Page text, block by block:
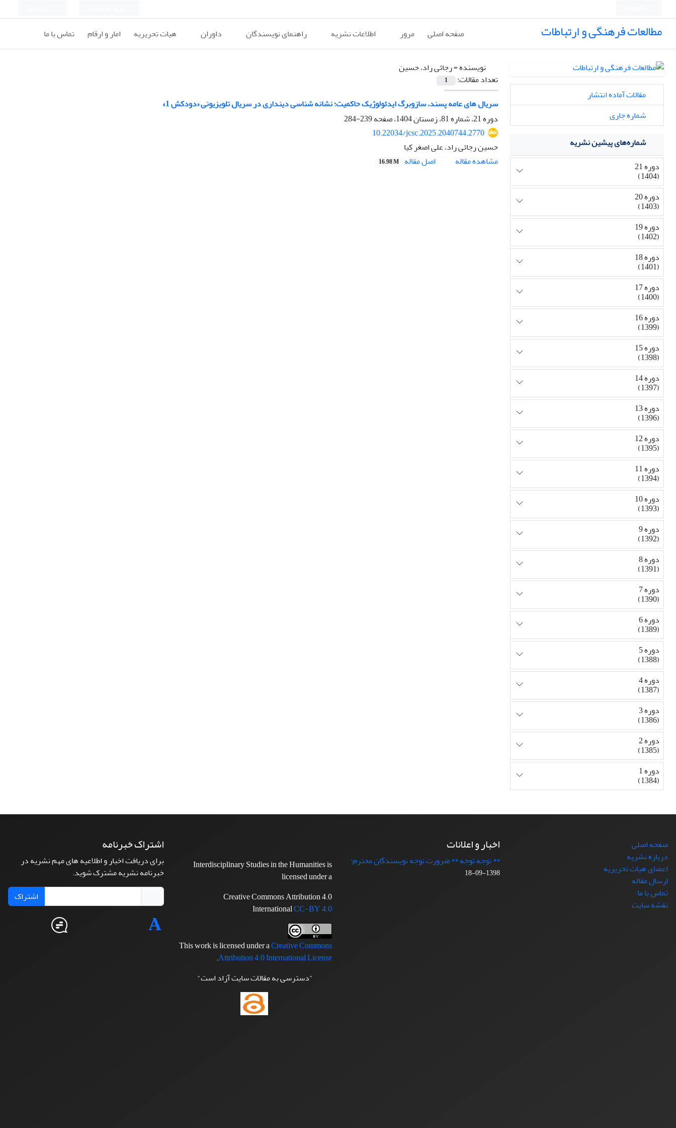
مطالعات فرهنگی و ارتباطات صفحه اصلی مرور اطلاعات نشریه راهنمای نویسندگان داوران هیات تحریریه امار و ارقام تماس با ما
نویسنده =رجائی راد، حسین
تعداد مقالات:
1
سریال های عامه پسند، ساز‌و‌برگ ایدئولوژیک حاکمیت؛ نشانه شناسی دینداری در سریال تلویزیونی «دودکش 1»
دوره 21، شماره 81، زمستان 1404، صفحه
239-284
10.22034/jcsc.2025.2040744.2770
حسین رجائی راد، علی اصغر کیا
مشاهده مقاله
اصل مقاله 16.98 M
مقالات آماده انتشار
شماره جاری
شماره‌های پیشین نشریه
دوره 21
(1404)
دوره 20
(1403)
دوره 19
(1402)
دوره 18
(1401)
دوره 17
(1400)
دوره 16
(1399)
دوره 15
(1398)
دوره 14
(1397)
دوره 13
(1396)
دوره 12
(1395)
دوره 11
(1394)
دوره 10
(1393)
دوره 9
(1392)
دوره 8
(1391)
دوره 7
(1390)
دوره 6
(1389)
دوره 5
(1388)
دوره 4
(1387)
دوره 3
(1386)
دوره 2
(1385)
دوره 1
(1384)
صفحه اصلی
درباره نشریه
اعضای هیات تحریریه
ارسال مقاله
تماس با ما
نقشه سایت
اخبار و اعلانات
** توجه توجه ** ضرورت توجه نویسندگان محترم:
1398-09-18
Interdisciplinary Studies in the Humanities is
licensed under a
Creative Commons Attribution 4.0
InternationalCC-BY 4.0
This work is licensed under aCreative Commons
Attribution 4.0 International License
.
"دسترسی به مقالات سایت آزاد است"
اشتراک خبرنامه
برای دریافت اخبار و اطلاعیه های مهم نشریه در
خبرنامه نشریه مشترک شوید.
اشتراک